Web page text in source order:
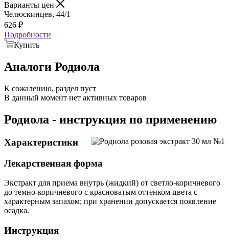
Варианты цен
Челюскинцев, 44/1
626 ₽
Подробности
Купить
Аналоги Родиола
К сожалению, раздел пуст
В данный момент нет активных товаров
Родиола - инструкция по применению
Характеристики
Лекарственная форма
Экстракт для приема внутрь (жидкий) от светло-коричневого
до темно-коричневого с красноватым оттенком цвета с
характерным запахом; при хранении допускается появление
осадка.
Инструкция